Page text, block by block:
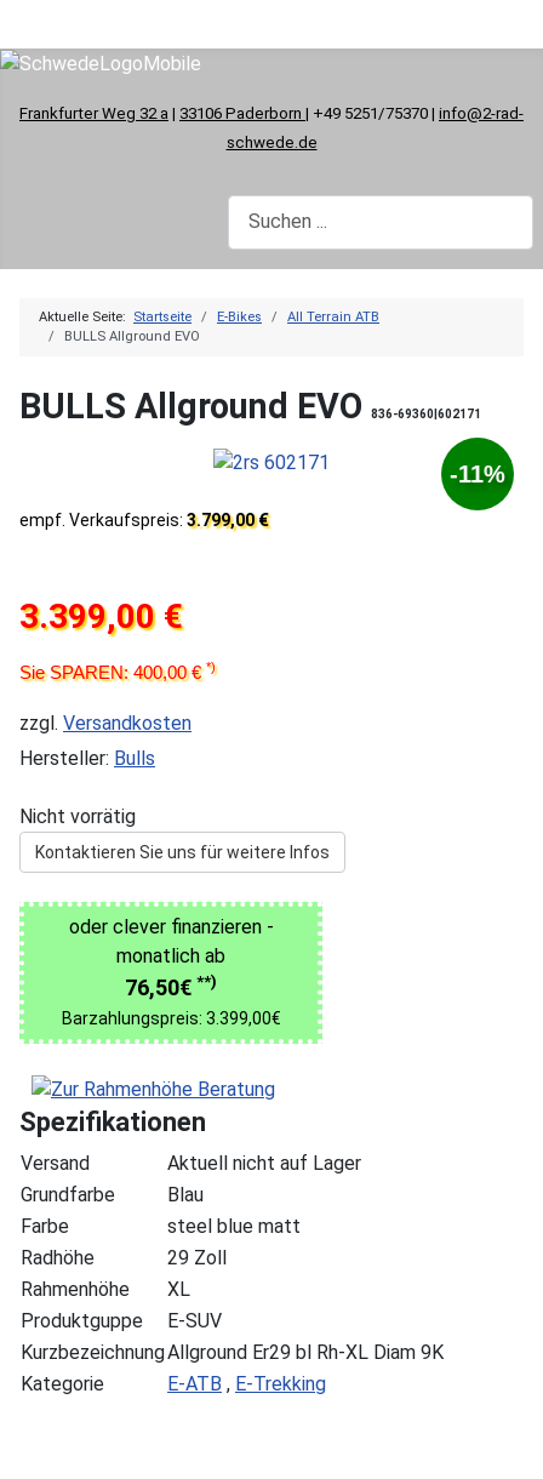
Frankfurter Weg 32 a | 33106 Paderborn | +49 5251/75370 | info@2-rad-
schwede.de
Aktuelle Seite: Startseite E-Bikes
All Terrain ATB
BULLS Allground EVO
BULLS Allground EVO 836-69360|602171
-11%
empf. Verkaufspreis: 3.799,00 €
3.399,00 €
Sie SPAREN: 400,00 €*)
zzgl. Versandkosten
Hersteller: Bulls
Nicht vorrätig
Kontaktieren Sie uns für weitere Infos
oder clever finanzieren -
monatlich ab
76,50€ **)
Barzahlungspreis: 3.399,00€
Spezifikationen
Versand
Aktuell nicht auf Lager
Grundfarbe
Blau
Farbe
steel blue matt
Radhöhe
29 Zoll
Rahmenhöhe
XL
Produktguppe
E-SUV
KurzbezeichnungAllground Er29 bl Rh-XL Diam 9K
Kategorie
E-ATB , E-Trekking